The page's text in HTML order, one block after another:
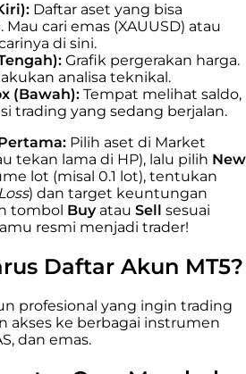
Daftar aset yang bisa
cari emas (XAUUSD) atau
di sini.
Grafik pergerakan harga.
analisa teknikal.
(Bawah): Tempat melihat saldo,
trading yang sedang berjalan.
Pilih aset di Market
tekan lama di HP), lalu pilih New
lot (misal 0.1 lot), tentukan
) dan target keuntungan
tombol Buyatau Sell sesuai
resmi menjadi trader!
Daftar Akun MT5?
profesional yang ingin trading
akses ke berbagai instrumen
dan emas.